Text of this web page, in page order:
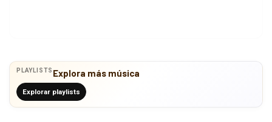
PLAYLISTS Explora más música
Explorar playlists